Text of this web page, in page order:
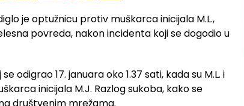
je optužnicu protiv muškarca inicijala M.L.,
povreda, nakon incidenta koji se dogodio u
odigrao 17. januara oko 1.37 sati, kada su M.L. i
inicijala M.J. Razlog sukoba, kako se